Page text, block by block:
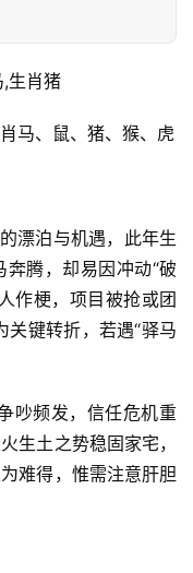
生肖猪
马、鼠、猪、猴、虎
的漂泊与机遇，此年生
腾，却易因冲动“破
作梗，项目被抢或团
关键转折，若遇“驿马
吵频发，信任危机重
生土之势稳固家宅，
难得，惟需注意肝胆